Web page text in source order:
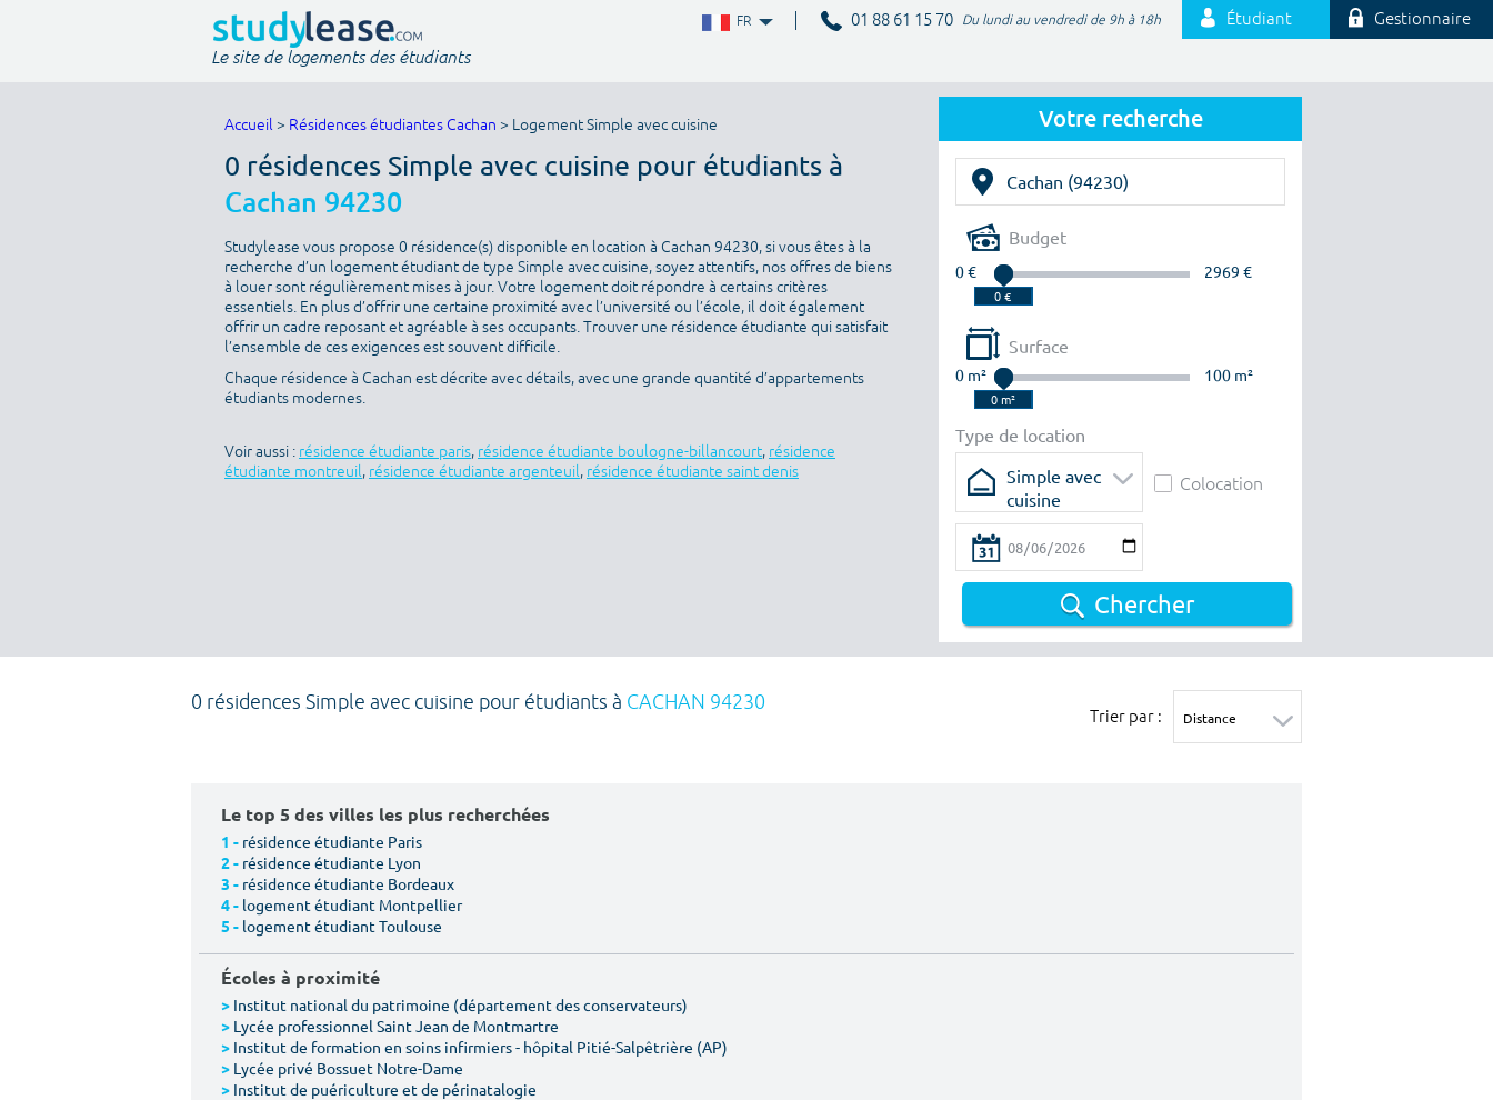
FR 01 88 61 15 70 Du lundi au vendredi de 9h à 18h Étudiant Gestionnaire
Le site de logements des étudiants
Votre recherche
Budget
0 € 2969 €
Surface
0 m² 100 m²
Type de location
Simple avec
cuisine
Colocation
Chercher
Accueil > Résidences étudiantes Cachan > Logement Simple avec cuisine
0 résidences Simple avec cuisine pour étudiants à
Cachan 94230
Studylease vous propose 0 résidence(s) disponible en location à Cachan 94230, si vous êtes à la
recherche d’un logement étudiant de type Simple avec cuisine, soyez attentifs, nos offres de biens
à louer sont régulièrement mises à jour. Votre logement doit répondre à certains critères
essentiels. En plus d’offrir une certaine proximité avec l’université ou l’école, il doit également
offrir un cadre reposant et agréable à ses occupants. Trouver une résidence étudiante qui satisfait
l’ensemble de ces exigences est souvent difficile.
Chaque résidence à Cachan est décrite avec détails, avec une grande quantité d’appartements
étudiants modernes.
Voir aussi : résidence étudiante paris, résidence étudiante boulogne-billancourt, résidence
étudiante montreuil, résidence étudiante argenteuil, résidence étudiante saint denis
0 résidences Simple avec cuisine pour étudiants à CACHAN 94230
Trier par :
Le top 5 des villes les plus recherchées
1 - résidence étudiante Paris
2 - résidence étudiante Lyon
3 - résidence étudiante Bordeaux
4 - logement étudiant Montpellier
5 - logement étudiant Toulouse
Écoles à proximité
> Institut national du patrimoine (département des conservateurs)
> Lycée professionnel Saint Jean de Montmartre
> Institut de formation en soins infirmiers - hôpital Pitié-Salpêtrière (AP)
> Lycée privé Bossuet Notre-Dame
> Institut de puériculture et de périnatalogie